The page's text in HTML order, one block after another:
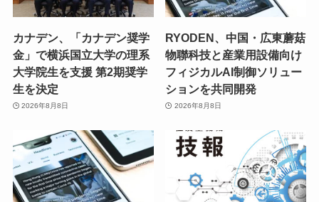
カナデン、「カナデン奨学
金」で横浜国立大学の理系
大学院生を支援 第2期奨学
生を決定
2026年8月8日
RYODEN、中国・広東蘑菇
物聯科技と産業用設備向け
フィジカルAI制御ソリュー
ションを共同開発
2026年8月8日